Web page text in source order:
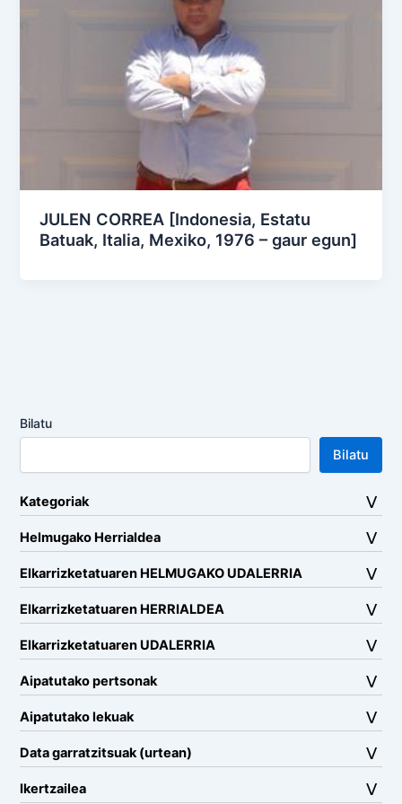
JULEN CORREA [Indonesia, Estatu
Batuak, Italia, Mexiko, 1976 – gaur egun]
Bilatu
Bilatu
Kategoriak
Helmugako Herrialdea
Elkarrizketatuaren HELMUGAKO UDALERRIA
Elkarrizketatuaren HERRIALDEA
Elkarrizketatuaren UDALERRIA
Aipatutako pertsonak
Aipatutako lekuak
Data garratzitsuak (urtean)
Ikertzailea